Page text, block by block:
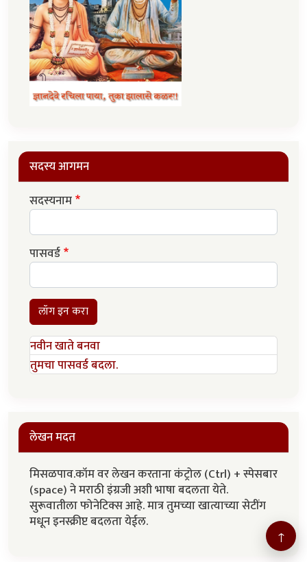
सदस्य आगमन
सदस्यनाम
पासवर्ड
लॉग इन करा
नवीन खाते बनवा
तुमचा पासवर्ड बदला.
लेखन मदत
मिसळपाव.कॉम वर लेखन करताना कंट्रोल (Ctrl) + स्पेसबार
(space) ने मराठी इंग्रजी अशी भाषा बदलता येते.
सुरूवातीला फोनेटिक्स आहे. मात्र तुमच्या खात्याच्या सेटींग
मधून इनस्क्रीप्ट बदलता येईल.
↑